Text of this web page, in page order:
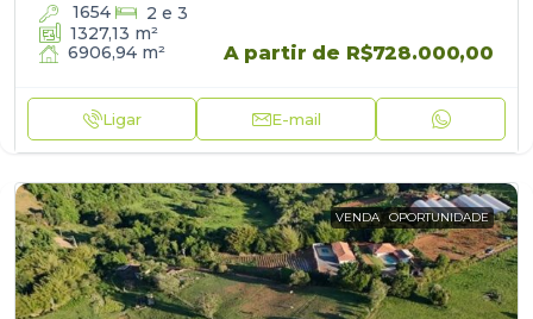
1654
2 e 3
1327,13 m²
6906,94 m² A partir de R$728.000,00
Ligar E-mail
VENDA OPORTUNIDADE